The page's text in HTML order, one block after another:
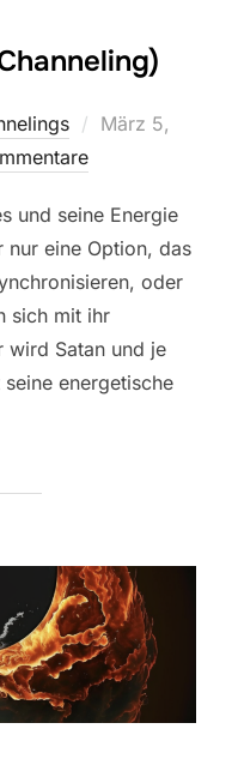
Veröffentlicht
März 5,
und seine Energie
nur eine Option, das
oder
sich mit ihr
wird Satan und je
energetische